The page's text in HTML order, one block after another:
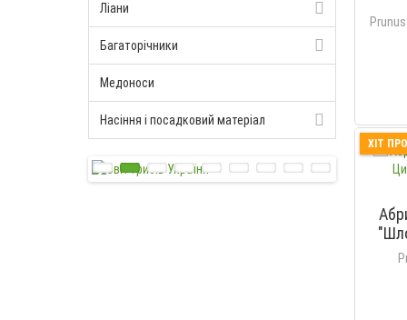
Ліани
Багаторічники
Медоноси
Насіння і посадковий матеріал
ХІТ